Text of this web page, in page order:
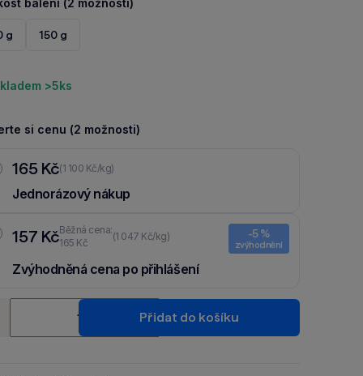
balení (2 možnosti)
g 150 g
>5ks
si cenu (2 možnosti)
165 Kč(1 100 Kč/kg)
Jednorázový nákup
157 KčBěžná cena:
165 Kč
(1 047 Kč/kg) -5 %
zvýhodnění
Zvýhodněná cena po přihlášení
+
Přidat do košíku